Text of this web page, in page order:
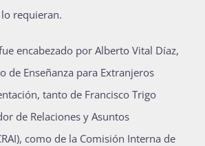
generación 2027-1
requieran.
encabezado por Alberto Vital Díaz,
de Enseñanza para Extranjeros
tanto de Francisco Trigo
de Relaciones y Asuntos
como de la Comisión Interna de